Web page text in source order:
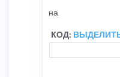
на
КОД: